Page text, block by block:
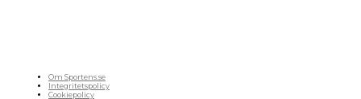
Om Sportens.se
Integritetspolicy
Cookiepolicy